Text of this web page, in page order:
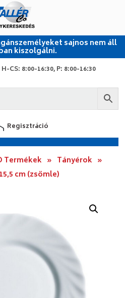
sajnos nem áll
kiszolgálni.
H-CS: 8:00-16:30, P: 8:00-16:30
Regisztráció
Termékek » Tányérok »
cm (zsömle)